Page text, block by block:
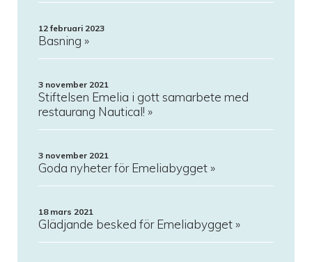
12 februari 2023
Basning
3 november 2021
Stiftelsen Emelia i gott samarbete med
restaurang Nautical!
3 november 2021
Goda nyheter för Emeliabygget
18 mars 2021
Glädjande besked för Emeliabygget